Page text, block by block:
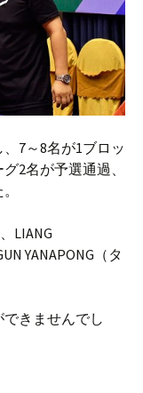
7～8名が1ブロッ
2名が予選通過、
LIANG
YANAPONG（タ
きませんでし